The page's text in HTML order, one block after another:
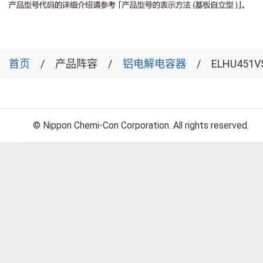
首页 产品阵容 铝电解电容器
© Nippon Chemi-Con Corporation. All rights reserved.